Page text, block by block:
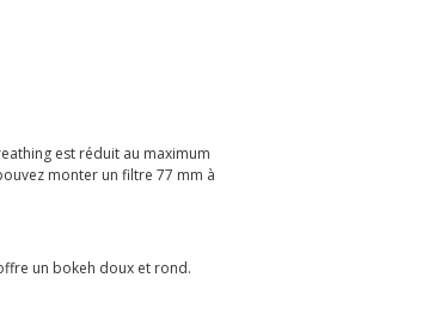
est réduit au maximum
monter un filtre 77 mm à
un bokeh doux et rond.